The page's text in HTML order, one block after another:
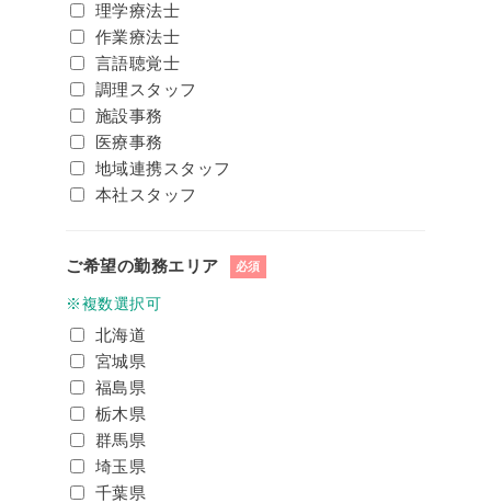
理学療法士
作業療法士
言語聴覚士
調理スタッフ
施設事務
医療事務
地域連携スタッフ
本社スタッフ
ご希望の勤務エリア 必須
※複数選択可
北海道
宮城県
福島県
栃木県
群馬県
埼玉県
千葉県